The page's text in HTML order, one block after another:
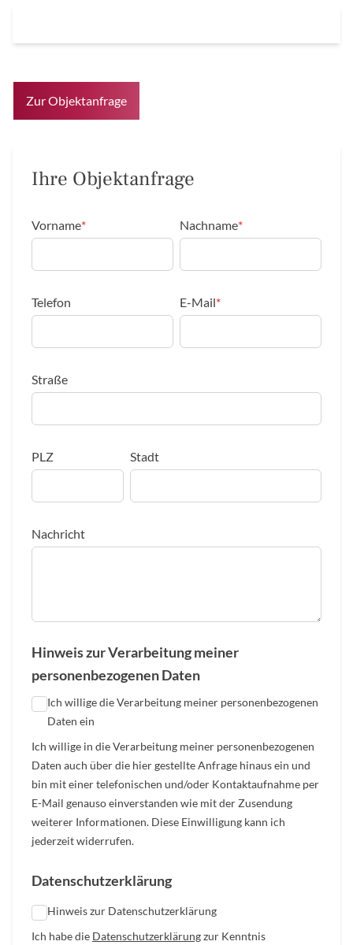
Zur Objektanfrage
Ihre Objektanfrage
Vorname* Nachname*
Telefon E-Mail*
Straße
PLZ Stadt
Nachricht
Hinweis zur Verarbeitung meiner
personenbezogenen Daten
Ich willige die Verarbeitung meiner personenbezogenen
Daten ein
Ich willige in die Verarbeitung meiner personenbezogenen
Daten auch über die hier gestellte Anfrage hinaus ein und
bin mit einer telefonischen und/oder Kontaktaufnahme per
E-Mail genauso einverstanden wie mit der Zusendung
weiterer Informationen. Diese Einwilligung kann ich
jederzeit widerrufen.
Datenschutzerklärung
Hinweis zur Datenschutzerklärung
Ich habe die Datenschutzerklärungzur Kenntnis